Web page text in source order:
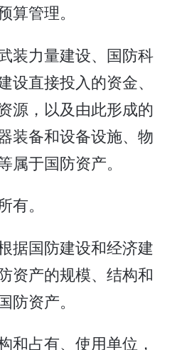
算管理。
力量建设、国防科
设直接投入的资金、
源，以及由此形成的
装备和设备设施、物
属于国防资产。
。
国防建设和经济建
资产的规模、结构和
防资产。
和占有、使用单位，